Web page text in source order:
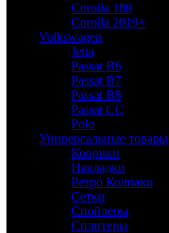
Corolla 180
Corolla 2019+
Volkswagen
Jetta
Passat B6
Passat B7
Passat B8
Passat CC
Polo
Универсальные товары
Коврики
Накладки
Ретро Колпаки
Сетки
Спойлеры
Сплитеры